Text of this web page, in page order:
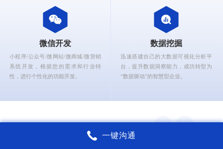
微信开发
小程序/公众号/微网站/微商城/微营销
系统开发，根据您的需求和行业特
性，进行个性化的功能开发。
数据挖掘
迅速搭建自己的大数据可视化分析平
台，提升数据洞察能力，成功转型为
“数据驱动”的智慧型企业。
锐智互动核心能力
一键沟通